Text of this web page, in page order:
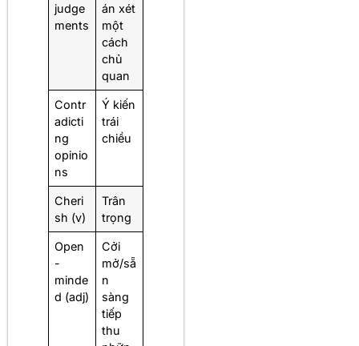
judge
ments
án xét
một
cách
chủ
quan
Contr
adicti
ng
opinio
ns
Ý kiến
trái
chiều
Cheri
sh (v)
Trân
trọng
Open
-
minde
d (adj)
Cởi
mở/sẵ
n
sàng
tiếp
thu